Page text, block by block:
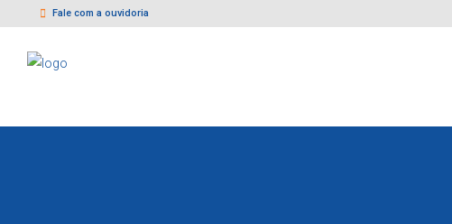
Fale com a ouvidoria